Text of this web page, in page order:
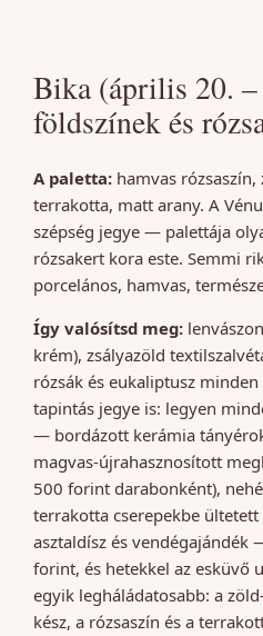
Bika (április 20.
földszínek és
A paletta: hamvas
terrakotta, matt arany. A
szépség jegye — palettája
rózsakert kora este. Semmi
porcelános, hamvas,
Így valósítsd meg:
krém), zsályazöld
rózsák és eukaliptusz
tapintás jegye is: legyen
— bordázott kerámia
magvas-újrahasznosított
500 forint darabonként),
terrakotta cserepekbe
asztaldísz és vendégajándék
forint, és hetekkel az esküvő
egyik legháládatosabb: a
kész, a rózsaszín és a